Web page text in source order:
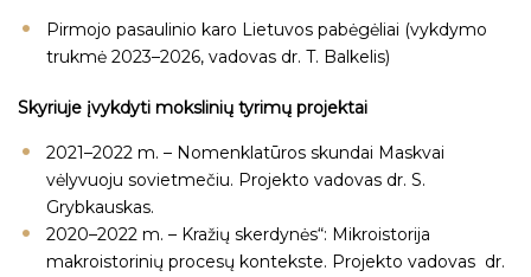
Pirmojo pasaulinio karo Lietuvos pabėgėliai (vykdymo
trukmė 2023–2026, vadovas dr. T. Balkelis)
Skyriuje įvykdyti mokslinių tyrimų projektai
2021–2022 m. – Nomenklatūros skundai Maskvai
vėlyvuoju sovietmečiu. Projekto vadovas dr. S.
Grybkauskas.
2020–2022 m. – Kražių skerdynės“: Mikroistorija
makroistorinių procesų kontekste. Projekto vadovas dr.